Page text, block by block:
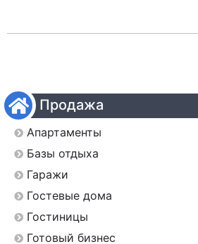
Продажа
Апартаменты
Базы отдыха
Гаражи
Гостевые дома
Гостиницы
Готовый бизнес